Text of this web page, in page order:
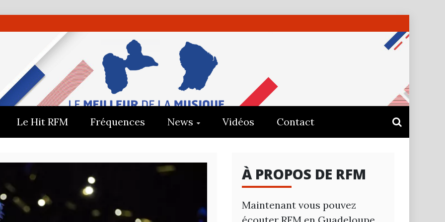
–
Le Hit RFM Fréquences News Vidéos Contact
À PROPOS DE RFM
Maintenant vous pouvez